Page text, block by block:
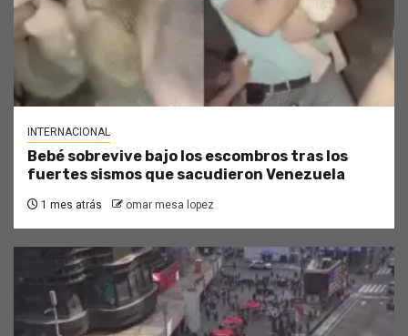
INTERNACIONAL
Bebé sobrevive bajo los escombros tras los
fuertes sismos que sacudieron Venezuela
1 mes atrás omar mesa lopez